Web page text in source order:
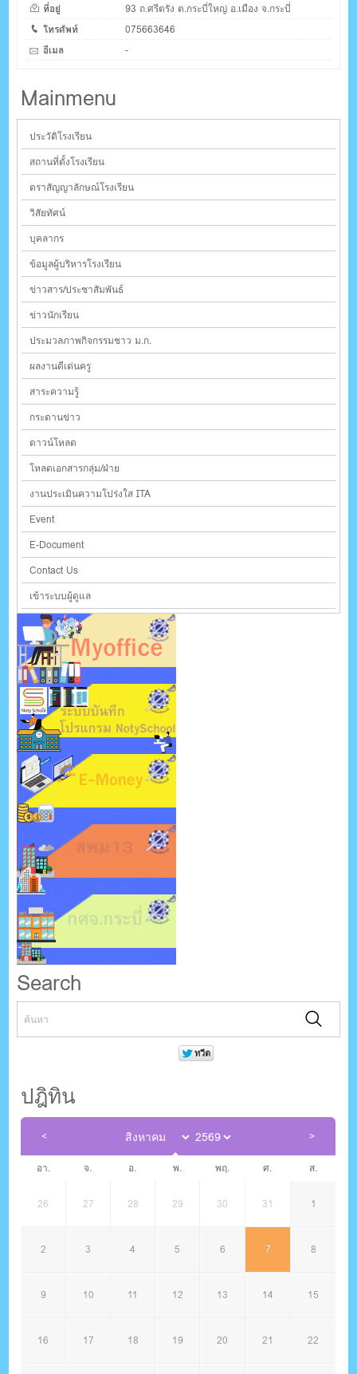
ที่อยู่
93 ถ.ศรีตรัง ต.กระบี่ใหญ่ อ.เมือง จ.กระบี่
โทรศัพท์
075663646
อีเมล
-
Mainmenu
ประวัติโรงเรียน
สถานที่ตั้งโรงเรียน
ตราสัญญาลักษณ์โรงเรียน
วิสัยทัศน์
บุคลากร
ข้อมูลผู้บริหารโรงเรียน
ข่าวสาร/ประชาสัมพันธ์
ข่าวนักเรียน
ประมวลภาพกิจกรรมชาว ม.ก.
ผลงานดีเด่นครู
สาระความรู้
กระดานข่าว
ดาวน์โหลด
โหลดเอกสารกลุ่ม/ฝ่าย
งานประเมินความโปร่งใส ITA
Event
E-Document
Contact Us
เข้าระบบผู้ดูแล
Search
ปฎิทิน
อา. จ. อ. พ. พฤ. ศ. ส.
26 27 28 29 30 31 1
2 3 4 5 6 7 8
9 10 11 12 13 14 15
16 17 18 19 20 21 22